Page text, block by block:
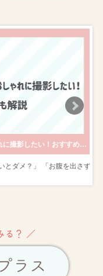
お腹を出さないマタニティフォトをおしゃれに撮影したい！おすすめのアイディアも解説
とダメ？」 「お腹を出さず
る？ ／